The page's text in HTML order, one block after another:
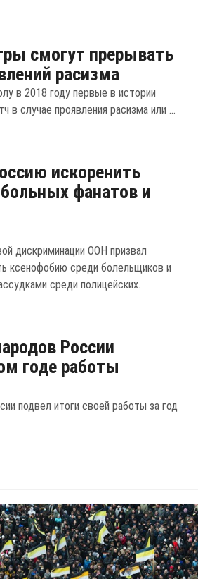
смогут прерывать
расизма
в 2018 году первые в истории
в случае проявления расизма или ...
искоренить
фанатов и
дискриминации ООН призвал
ксенофобию среди болельщиков и
среди полицейских.
России
годе работы
подвел итоги своей работы за год